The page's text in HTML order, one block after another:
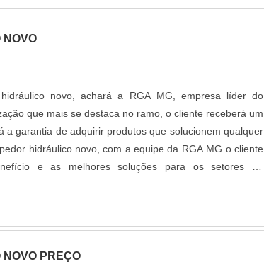
NOVO
novo, achará a RGA MG, empresa líder do
que mais se destaca no ramo, o cliente receberá um
a garantia de adquirir produtos que solucionem qualquer
hidráulico novo, com a equipe da RGA MG o cliente
e as melhores soluções para os setores de
NOVO PREÇO